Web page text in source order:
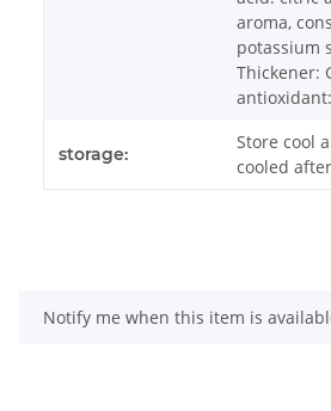
aroma,
potassium
Thickener:
storage:
Store cool
cooled
Notify me when this item is